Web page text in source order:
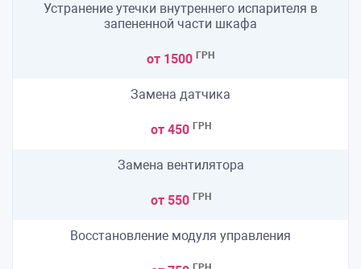
Устранение утечки внутреннего испарителя в
запененной части шкафа
от 1500 ГРН
Замена датчика
от 450 ГРН
Замена вентилятора
от 550 ГРН
Восстановление модуля управления